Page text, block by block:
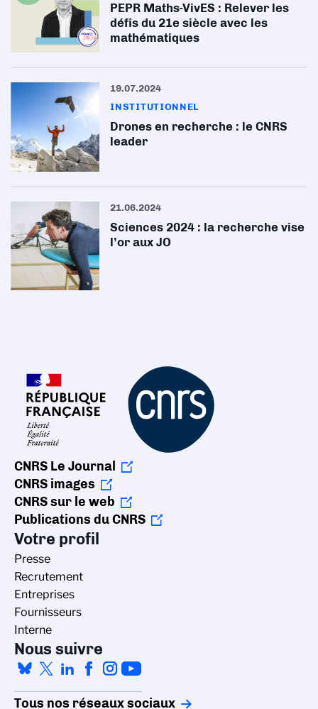
PEPR Maths-VivES : Relever les
défis du 21e siècle avec les
mathématiques
19.07.2024
INSTITUTIONNEL
Drones en recherche : le CNRS
leader
21.06.2024
Sciences 2024 : la recherche vise
l’or aux JO
CNRS Le Journal
CNRS images
CNRS sur le web
Publications du CNRS
Votre profil
Presse
Recrutement
Entreprises
Fournisseurs
Interne
Nous suivre
Tous nos réseaux sociaux